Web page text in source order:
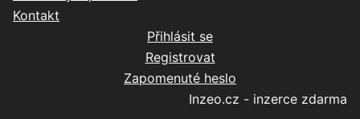
Kontakt
Přihlásit se
Registrovat
Zapomenuté heslo
Inzeo.cz - inzerce zdarma